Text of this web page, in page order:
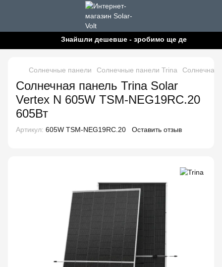
Знайшли дешевше - зробимо ще дешевше!
Солнечные панели Солнечные панели Trina Солнечная
Солнечная панель Trina Solar
Vertex N 605W TSM-NEG19RC.20
605Вт
Артикул: 605W TSM-NEG19RC.20 Оставить отзыв